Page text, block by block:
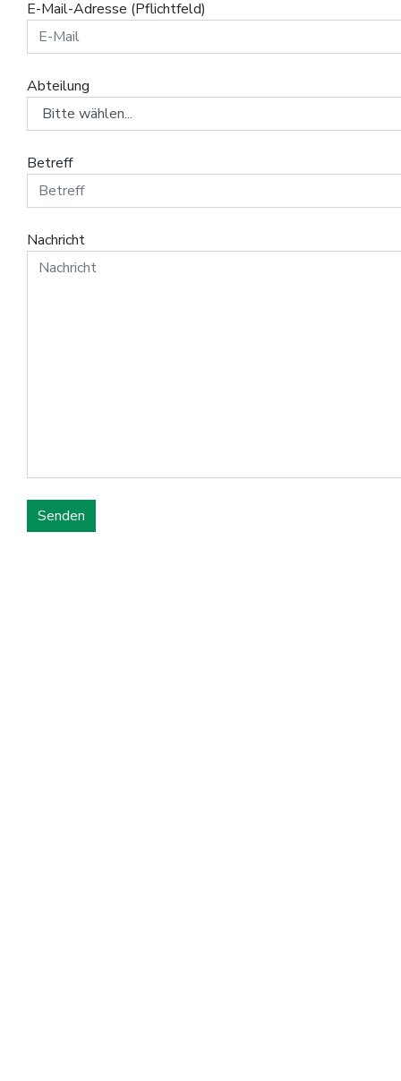
E-Mail-Adresse (Pflichtfeld)
Abteilung
Betreff
Nachricht